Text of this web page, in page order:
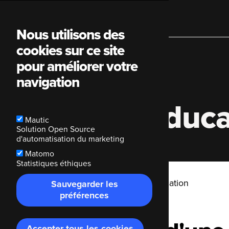
Main
navigation
Hackney
Breadcrumb
Accueil Hackney Education
Nous utilisons des
cookies sur ce site
pour améliorer votre
navigation
Mautic
Solution Open Source
d'automatisation du marketing
Matomo
Statistiques éthiques
Sauvegarder les
préférences